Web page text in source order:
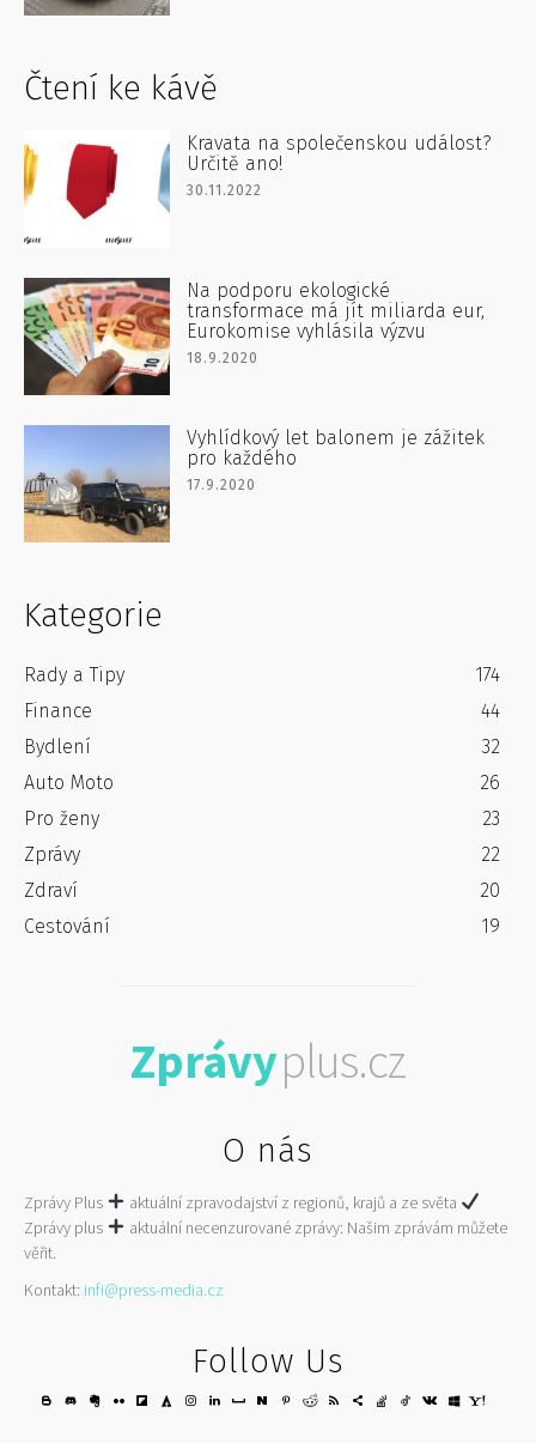
Čtení ke kávě
Kravata na společenskou událost?
Určitě ano!
30.11.2022
Na podporu ekologické
transformace má jít miliarda eur,
Eurokomise vyhlásila výzvu
18.9.2020
Vyhlídkový let balonem je zážitek
pro každého
17.9.2020
Kategorie
Rady a Tipy
174
Finance
44
Bydlení
32
Auto Moto
26
Pro ženy
23
Zprávy
22
Zdraví
20
Cestování
19
Zprávyplus.cz
O nás
Zprávy Plus
aktuální zpravodajství z regionů, krajů a ze světa
Zprávy plus
aktuální necenzurované zprávy: Našim zprávám můžete
věřit.
Kontakt: infi@press-media.cz
Follow Us